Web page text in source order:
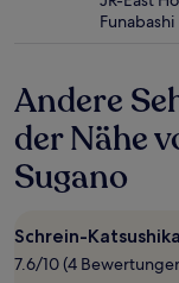
BedingungenFunabashi
Andere
der Nähe
Sugano
Schrein-
7.6/10 (4